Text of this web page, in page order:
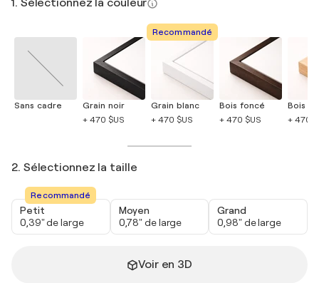
1. Sélectionnez la couleur
Sans cadre
Grain noir
+ 470 $US
Recommandé
Grain blanc
+ 470 $US
Bois foncé
+ 470 $US
Bois
+ 470
2. Sélectionnez la taille
Recommandé
Petit
0,39" de large
Moyen
0,78" de large
Grand
0,98" de large
Voir en 3D